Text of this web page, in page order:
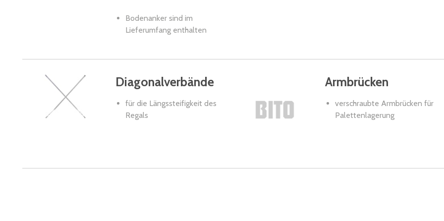
Bodenanker sind im
Lieferumfang enthalten
Diagonalverbände
für die Längssteifigkeit des
Regals
Armbrücken
verschraubte Armbrücken für
Palettenlagerung